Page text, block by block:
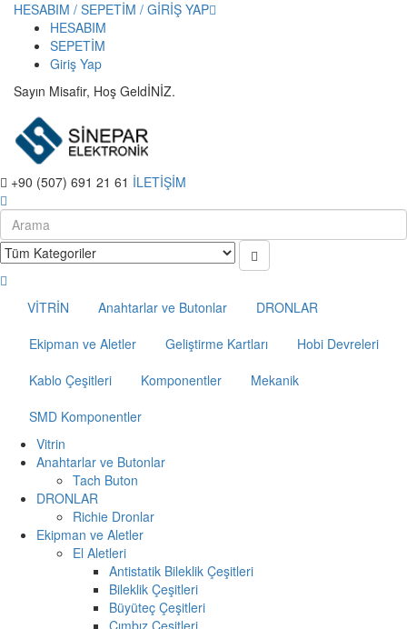
HESABIM / SEPETİM / GİRİŞ YAP
HESABIM
SEPETİM
Giriş Yap
Sayın Misafir, Hoş GeldİNİZ.
+90 (507) 691 21 61 İLETİŞİM
VİTRİN Anahtarlar ve Butonlar
DRONLAR
Ekipman ve Aletler
Geliştirme Kartları
Hobi Devreleri
Kablo Çeşitleri
Komponentler
Mekanik
SMD Komponentler
Vitrin
Anahtarlar ve Butonlar
Tach Buton
DRONLAR
Richie Dronlar
Ekipman ve Aletler
El Aletleri
Antistatik Bileklik Çeşitleri
Bileklik Çeşitleri
Büyüteç Çeşitleri
Cımbız Çeşitleri